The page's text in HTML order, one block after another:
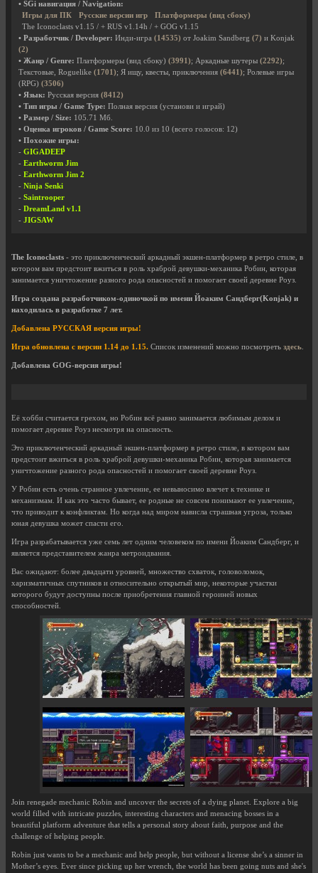
• SGi навигация / Navigation:
Игры для ПК
Русские версии игр
Платформеры (вид сбоку)
The Iconoclasts v1.15 / + RUS v1.14h / + GOG v1.15
• Разработчик / Developer: Инди-игра (14535) от Joakim Sandberg (7) и Konjak
(2)
• Жанр / Genre: Платформеры (вид сбоку) (3991); Аркадные шутеры (2292);
Текстовые, Roguelike (1701); Я ищу, квесты, приключения (6441); Ролевые игры
(RPG) (3506)
• Язык: Русская версия (8412)
• Тип игры / Game Type: Полная версия (установи и играй)
• Размер / Size: 105.71 Мб.
• Оценка игроков / Game Score: 10.0 из 10 (всего голосов: 12)
• Похожие игры:
- GIGADEEP
- Earthworm Jim
- Earthworm Jim 2
- Ninja Senki
- Saintrooper
- DreamLand v1.1
- JIGSAW
The Iconoclasts - это приключенческий аркадный экшен-платформер в ретро стиле, в
котором вам предстоит вжиться в роль храброй девушки-механика Робин, которая
занимается уничтожение разного рода опасностей и помогает своей деревне Роуз.
Игра создана разработчиком-одиночкой по имени Йоаким Сандберг(Konjak) и
находилась в разработке 7 лет.
Добавлена РУССКАЯ версия игры!
Игра обновлена с версии 1.14 до 1.15. Список изменений можно посмотреть здесь.
Добавлена GOG-версия игры!
Её хобби считается грехом, но Робин всё равно занимается любимым делом и
помогает деревне Роуз несмотря на опасность.
Это приключенческий аркадный экшен-платформер в ретро стиле, в котором вам
предстоит вжиться в роль храброй девушки-механика Робин, которая занимается
уничтожение разного рода опасностей и помогает своей деревне Роуз.
У Робин есть очень странное увлечение, ее невыносимо влечет к технике и
механизмам. И как это часто бывает, ее родные не совсем понимают ее увлечение,
что приводит к конфликтам. Но когда над миром нависла страшная угроза, только
юная девушка может спасти его.
Игра разрабатывается уже семь лет одним человеком по имени Йоаким Сандберг, и
является представителем жанра метроидвания.
Вас ожидают: более двадцати уровней, множество схваток, головоломок,
харизматичных спутников и относительно открытый мир, некоторые участки
которого будут доступны после приобретения главной героиней новых
способностей.
Join renegade mechanic Robin and uncover the secrets of a dying planet. Explore a big
world filled with intricate puzzles, interesting characters and menacing bosses in a
beautiful platform adventure that tells a personal story about faith, purpose and the
challenge of helping people.
Robin just wants to be a mechanic and help people, but without a license she’s a sinner in
Mother’s eyes. Ever since picking up her wrench, the world has been going nuts and she's